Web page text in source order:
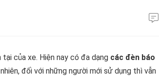
của xe. Hiện nay có đa dạng các đèn báo
đối với những người mới sử dụng thì vẫn